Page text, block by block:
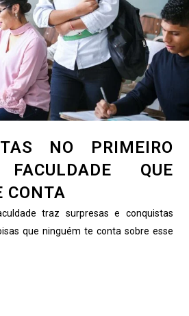
NO PRIMEIRO
QUE
CONTA
traz surpresas e conquistas
que ninguém te conta sobre esse